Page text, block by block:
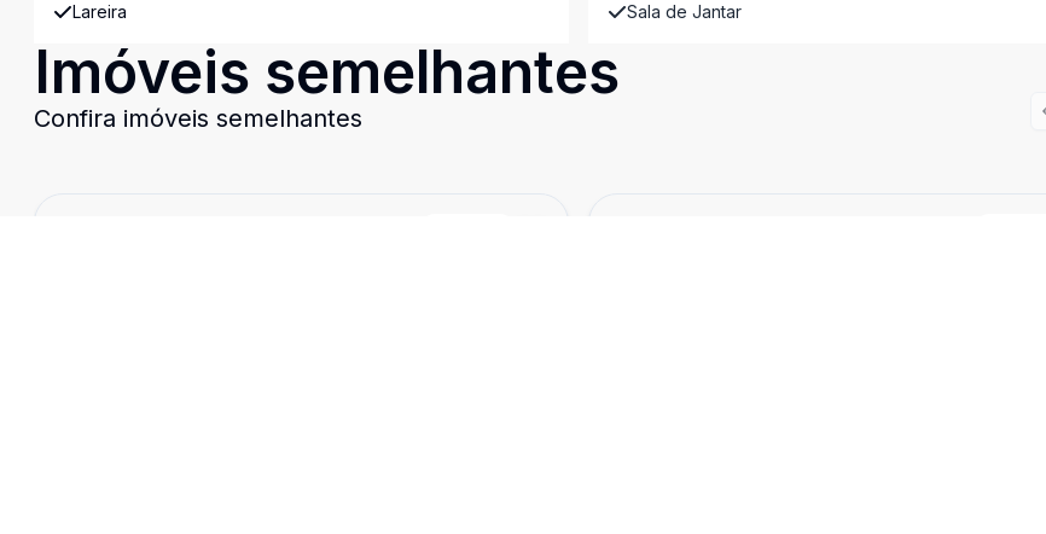
Lareira Sala de Jantar
Imóveis semelhantes
Confira imóveis semelhantes